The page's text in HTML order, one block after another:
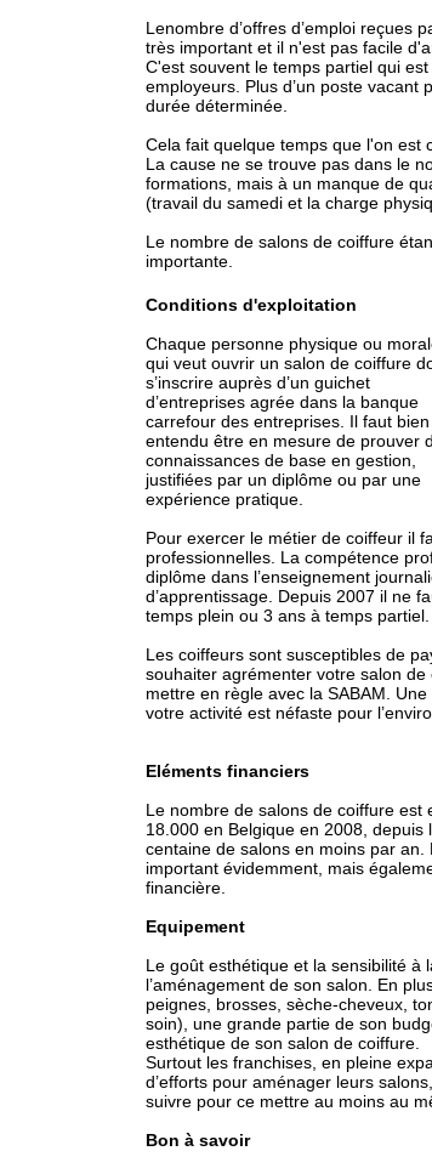
Lenombre d’offres d’emploi reçues
très important et il n'est pas facile
C'est souvent le temps partiel qui
employeurs. Plus d’un poste vacant
durée déterminée.
Cela fait quelque temps que l'on est
La cause ne se trouve pas dans le
formations, mais à un manque de
(travail du samedi et la charge
Le nombre de salons de coiffure
importante.
Conditions d'exploitation
Chaque personne physique ou
qui veut ouvrir un salon de coiffure
s’inscrire auprès d’un guichet
d’entreprises agrée dans la banque
carrefour des entreprises. Il faut bien
entendu être en mesure de prouver
connaissances de base en gestion,
justifiées par un diplôme ou par une
expérience pratique.
Pour exercer le métier de coiffeur il
professionnelles. La compétence
diplôme dans l’enseignement
d’apprentissage. Depuis 2007 il ne
temps plein ou 3 ans à temps partiel.
Les coiffeurs sont susceptibles de
souhaiter agrémenter votre salon
mettre en règle avec la SABAM.
votre activité est néfaste pour
Eléments financiers
Le nombre de salons de coiffure
18.000 en Belgique en 2008,
centaine de salons en moins par
important évidemment, mais
financière.
Equipement
Le goût esthétique et la sensibilité à
l’aménagement de son salon. En
peignes, brosses, sèche-cheveux,
soin), une grande partie de son
esthétique de son salon de coiffure.
Surtout les franchises, en pleine
d’efforts pour aménager leurs
suivre pour ce mettre au moins au
Bon à savoir